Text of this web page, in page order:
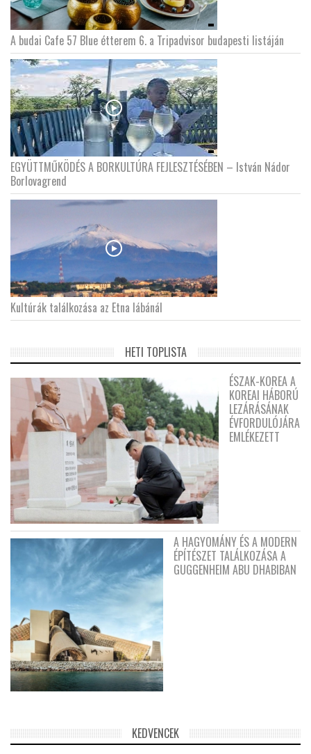
A budai Cafe 57 Blue étterem 6. a Tripadvisor budapesti listáján
EGYÜTTMŰKÖDÉS A BORKULTÚRA FEJLESZTÉSÉBEN – István Nádor
Borlovagrend
Kultúrák találkozása az Etna lábánál
HETI TOPLISTA
ÉSZAK-KOREA A
KOREAI HÁBORÚ
LEZÁRÁSÁNAK
ÉVFORDULÓJÁRA
EMLÉKEZETT
A HAGYOMÁNY ÉS A MODERN
ÉPÍTÉSZET TALÁLKOZÁSA A
GUGGENHEIM ABU DHABIBAN
KEDVENCEK